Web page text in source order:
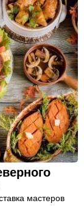
мастеров